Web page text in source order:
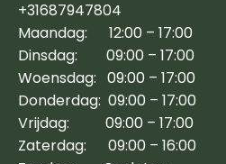
+31687947804
Maandag: 12:00 – 17:00
Dinsdag: 09:00 – 17:00
Woensdag: 09:00 – 17:00
Donderdag: 09:00 – 17:00
Vrijdag: 09:00 – 17:00
Zaterdag: 09:00 – 16:00